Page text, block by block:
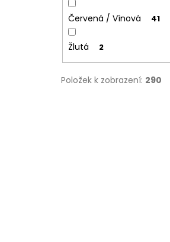
Červená / Vínová 41
Žlutá 2
Položek k zobrazení: 290